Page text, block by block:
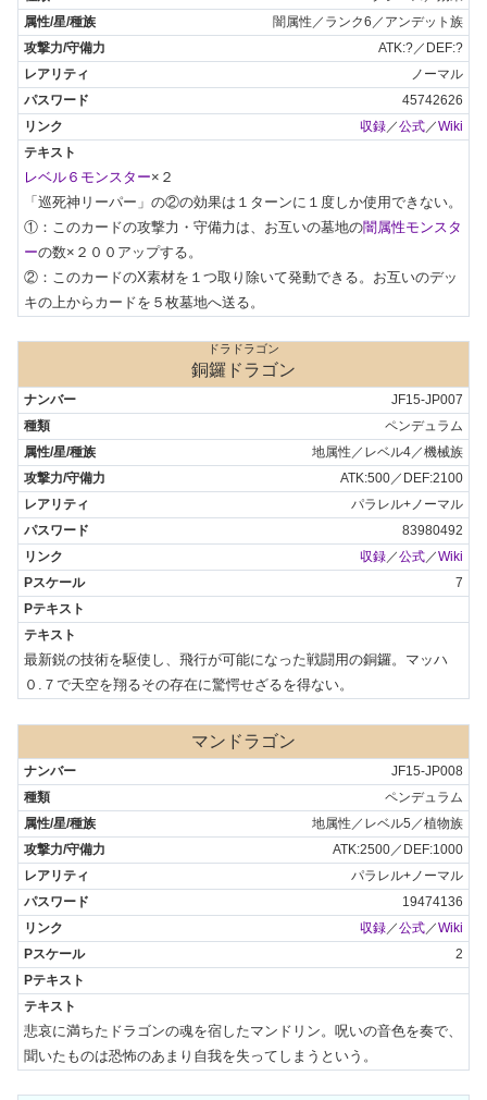
闇属性／ランク6／アンデット族
ATK:?／DEF:?
ノーマル
45742626
収録 ／公式 ／Wiki
レベル６モンスター×２
「巡死神リーパー」の②の効果は１ターンに１度しか使用できない。
①：このカードの攻撃力・守備力は、お互いの墓地の闇属性モンスタ
ーの数×２００アップする。
②：このカードのX素材を１つ取り除いて発動できる。お互いのデッ
キの上からカードを５枚墓地へ送る。
ドラドラゴン
銅鑼ドラゴン
JF15-JP007
ペンデュラム
地属性／レベル4／機械族
ATK:500／DEF:2100
パラレル+ノーマル
83980492
収録／公式／Wiki
7
最新鋭の技術を駆使し、飛行が可能になった戦闘用の銅鑼。マッハ
０.７で天空を翔るその存在に驚愕せざるを得ない。
マンドラゴン
JF15-JP008
ペンデュラム
地属性／レベル5／植物族
ATK:2500／DEF:1000
パラレル+ノーマル
19474136
収録 ／公式 ／Wiki
2
悲哀に満ちたドラゴンの魂を宿したマンドリン。呪いの音色を奏で、
聞いたものは恐怖のあまり自我を失ってしまうという。